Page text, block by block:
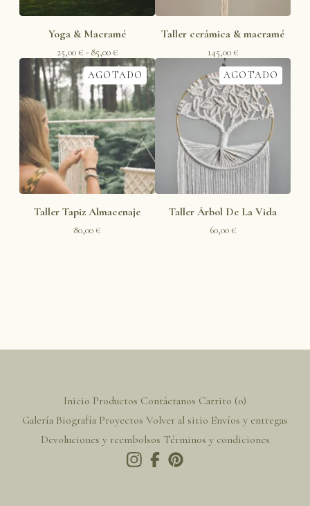
Yoga & Macramé
25,00€ - 85,00€
Taller cerámica & macramé
145,00€
AGOTADO
Taller Tapiz Almacenaje
80,00€
AGOTADO
Taller Árbol De La Vida
60,00€
Inicio Productos Contáctanos Carrito (0)
Galería Biografía Proyectos Volver al sitio Envíos y entregas
Devoluciones y reembolsos Términos y condiciones